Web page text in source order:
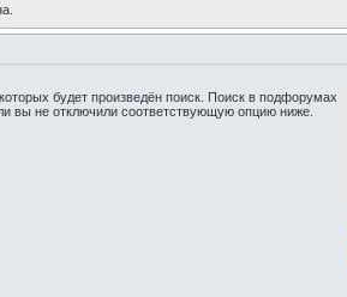
будет произведён поиск. Поиск в подфорумах
вы не отключили соответствующую опцию ниже.